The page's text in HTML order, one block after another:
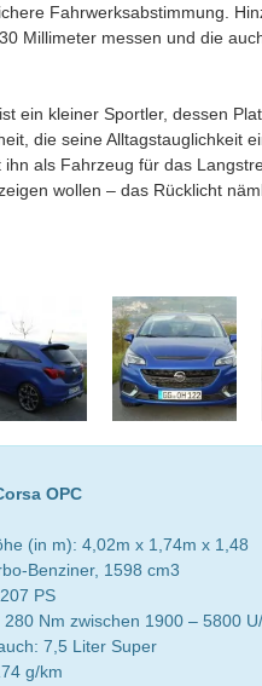
Fahrwerksabstimmung.
Millimeter messen und die
ein kleiner Sportler, dessen
die seine Alltagstauglichkeit
als Fahrzeug für das
wollen – das Rücklicht
OPC
(in m): 4,02m x 1,74m x 1,48
Benziner, 1598 cm3
PS
Nm zwischen 1900 – 5800
7,5 Liter Super
g/km